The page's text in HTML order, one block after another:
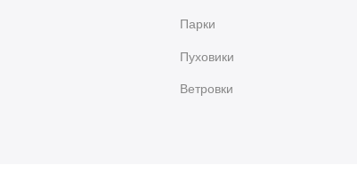
Парки
Пуховики
Ветровки